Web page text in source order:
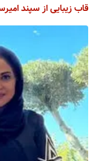
قاب زیبایی از سپند